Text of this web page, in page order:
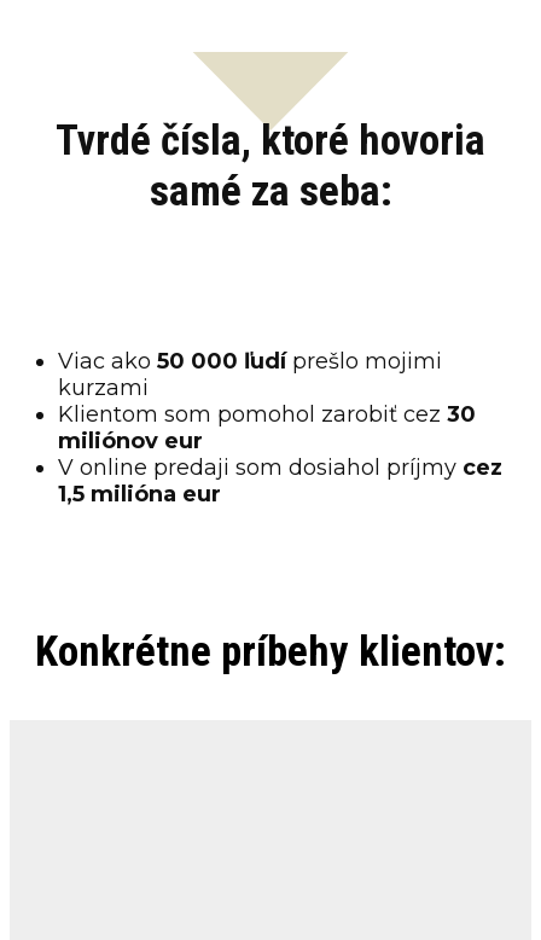
Tvrdé čísla, ktoré hovoria
samé za seba:
Viac ako 50 000 ľudíprešlo mojimi
kurzami
Klientom som pomohol zarobiť cez 30
miliónov eur
V online predaji som dosiahol príjmy cez
1,5 milióna eur
Konkrétne príbehy klientov: